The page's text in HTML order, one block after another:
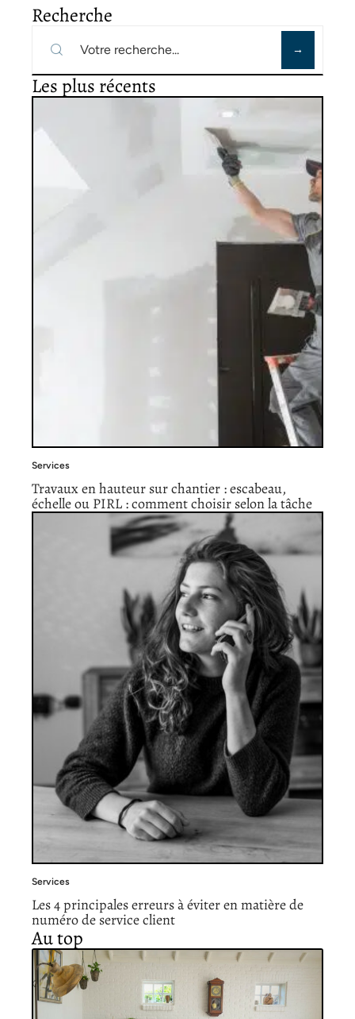
Recherche
Les plus récents
Services
Travaux en hauteur sur chantier : escabeau,
échelle ou PIRL : comment choisir selon la tâche
Services
Les 4 principales erreurs à éviter en matière de
numéro de service client
Au top